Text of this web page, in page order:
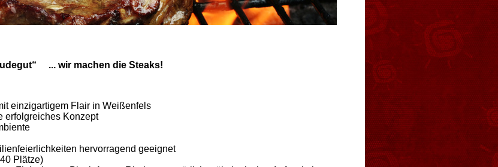
... wir machen die Steaks!
einzigartigem Flair in Weißenfels
erfolgreiches Konzept
hervorragend geeignet
Plätze)